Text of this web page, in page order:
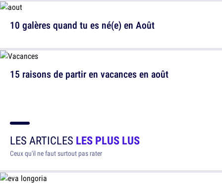
10 galères quand tu es né(e) en Août
15 raisons de partir en vacances en août
LES ARTICLES LES PLUS LUS
Ceux qu'il ne faut surtout pas rater